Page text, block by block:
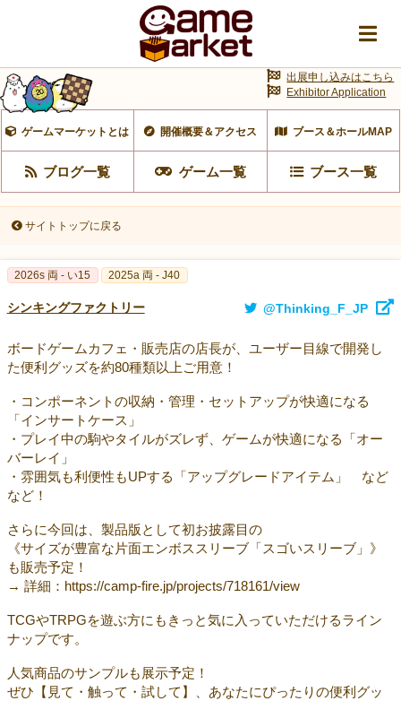
ゲームマーケットとは 開催概要＆アクセス ブース＆ホールMAP
ブログ一覧 ゲーム一覧 ブース一覧
出展申し込みはこちら
Exhibitor Application
サイトトップに戻る
2026s 両 - い15 2025a 両 - J40
シンキングファクトリー @Thinking_F_JP
ボードゲームカフェ・販売店の店長が、ユーザー目線で開発し
た便利グッズを約80種類以上ご用意！
・コンポーネントの収納・管理・セットアップが快適になる
「インサートケース」
・プレイ中の駒やタイルがズレず、ゲームが快適になる「オー
バーレイ」
・雰囲気も利便性もUPする「アップグレードアイテム」 など
など！
さらに今回は、製品版として初お披露目の
《サイズが豊富な片面エンボススリーブ「スゴいスリーブ」》
も販売予定！
→ 詳細：https://camp-fire.jp/projects/718161/view
TCGやTRPGを遊ぶ方にもきっと気に入っていただけるライン
ナップです。
人気商品のサンプルも展示予定！
ぜひ【見て・触って・試して】、あなたにぴったりの便利グッ